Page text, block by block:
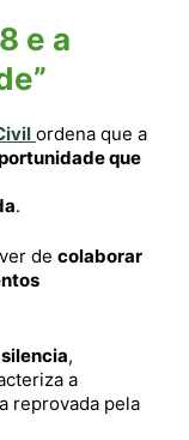
e a
ordena que a
que
.
de colaborar
silencia,
a
reprovada pela